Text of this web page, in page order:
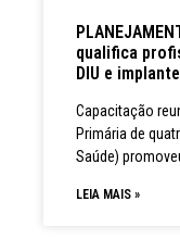
qualifica
DIU e
Capacitação
Primária de
Saúde)
LEIA MAIS »